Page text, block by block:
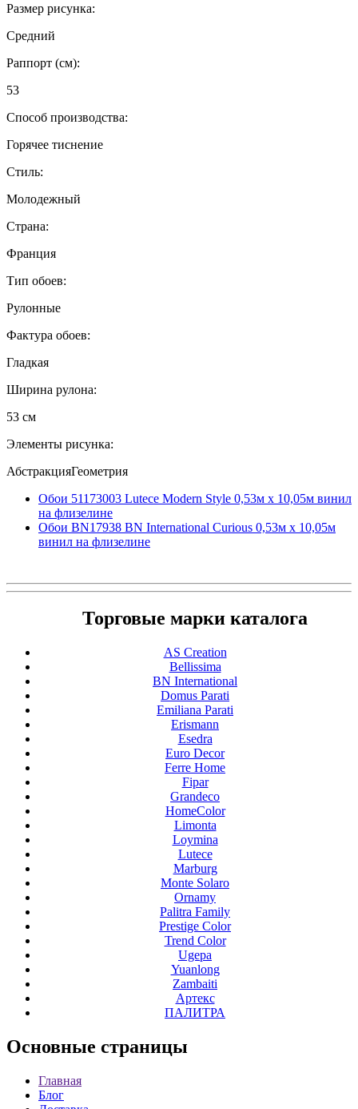
Размер рисунка:
Средний
Раппорт (см):
53
Способ производства:
Горячее тиснение
Стиль:
Молодежный
Страна:
Франция
Тип обоев:
Рулонные
Фактура обоев:
Гладкая
Ширина рулона:
53 см
Элементы рисунка:
АбстракцияГеометрия
Обои 51173003 Lutece Modern Style 0,53м x 10,05м винил
на флизелине
Обои BN17938 BN International Curious 0,53м x 10,05м
винил на флизелине
Торговые марки каталога
AS Creation
Bellissima
BN International
Domus Parati
Emiliana Parati
Erismann
Esedra
Euro Decor
Ferre Home
Fipar
Grandeco
HomeColor
Limonta
Loymina
Lutece
Marburg
Monte Solaro
Ornamy
Palitra Family
Prestige Color
Trend Color
Ugepa
Yuanlong
Zambaiti
Артекс
ПАЛИТРА
Основные страницы
Главная
Блог